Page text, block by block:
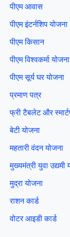
पीएम आवास
पीएम इंटर्नशिप योजना
पीएम किसान
पीएम विश्वकर्मा योजना
पीएम सूर्य घर योजना
प्रमाण पत्र
फ्री टैबलेट और
बेटी योजना
महतारी वंदन योजना
मुख्यमंत्री युवा उद्यमी
मुद्रा योजना
राशन कार्ड
वोटर आइडी कार्ड